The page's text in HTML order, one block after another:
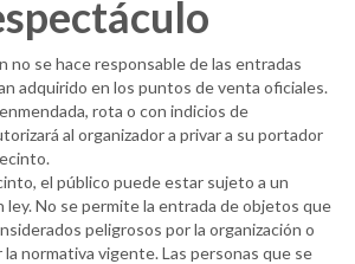
no se hace responsable de las entradas
adquirido en los puntos de venta oficiales.
rota o con indicios de
al organizador a privar a su portador
el público puede estar sujeto a un
ley. No se permite la entrada de objetos que
peligrosos por la organización o
normativa vigente. Las personas que se